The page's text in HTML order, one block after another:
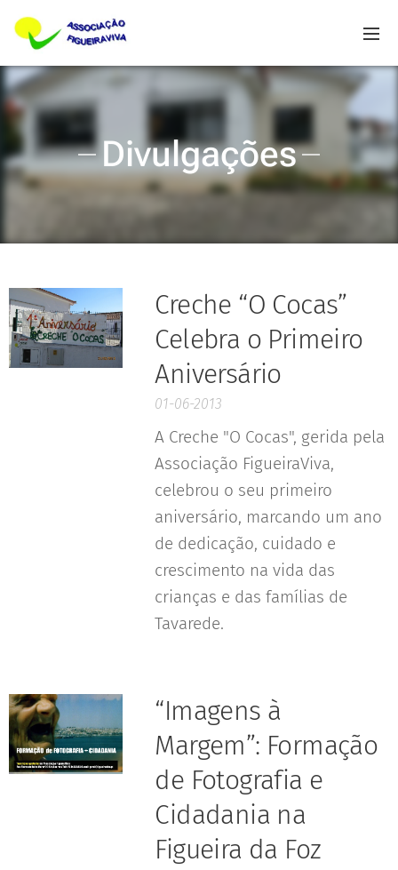
Divulgações
Creche “O Cocas”
Celebra o Primeiro
Aniversário
01-06-2013
A Creche "O Cocas", gerida pela
Associação FigueiraViva,
celebrou o seu primeiro
aniversário, marcando um ano
de dedicação, cuidado e
crescimento na vida das
crianças e das famílias de
Tavarede.
“Imagens à
Margem”: Formação
de Fotografia e
Cidadania na
Figueira da Foz